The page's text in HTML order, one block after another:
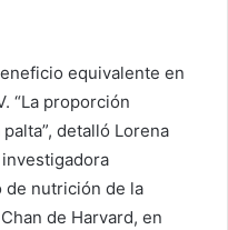
equivalente en
“La proporción
detalló Lorena
de nutrición de la
de Harvard, en